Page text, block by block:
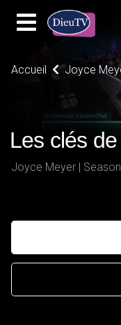
Accueil Joyce
Les clés
Joyce Meyer |